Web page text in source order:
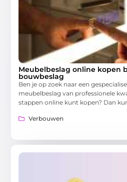
Meubelbeslag online kopen
bouwbeslag
Ben je op zoek naar een
meubelbeslag van professionele
stappen online kunt kopen? Dan
Verbouwen